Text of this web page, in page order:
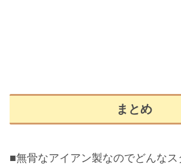
まとめ
■無骨なアイアン製なのでどんなス